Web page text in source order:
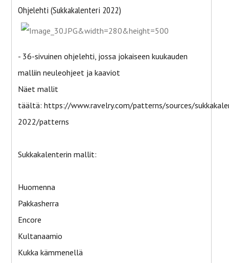
Ohjelehti (Sukkakalenteri 2022)
- 36-sivuinen ohjelehti, jossa jokaiseen kuukauden
malliin neuleohjeet ja kaaviot
Näet mallit
täältä: https://www.ravelry.com/patterns/sources/
2022/patterns
Sukkakalenterin mallit:
Huomenna
Pakkasherra
Encore
Kultanaamio
Kukka kämmenellä